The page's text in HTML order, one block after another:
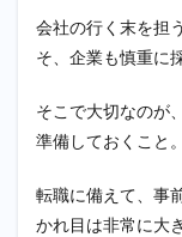
会社の行く末を担
そ、企業も慎重に
そこで大切なのが
準備しておくこと。
転職に備えて、事
かれ目は非常に大